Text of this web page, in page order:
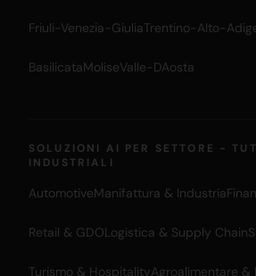
Friuli-Venezia-GiuliaTrentino-Alto-
BasilicataMoliseValle-DAosta
SOLUZIONI AI PER SETTORE -
INDUSTRIALI
AutomotiveManifattura & Industria
Retail & GDOLogistica & Supply Chain
Turismo & HospitalityAgroalimentare &